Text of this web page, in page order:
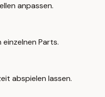
anpassen.
Parts.
abspielen lassen.